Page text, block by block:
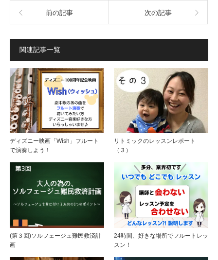
前の記事 次の記事
関連記事一覧
ディズニー映画「Wish」フルート
で演奏しよう！
リトミックのレッスンレポート
（３）
(第３回)ソルフェージュ難民救済計
画
24時間、好きな場所でフルートレッ
スン！